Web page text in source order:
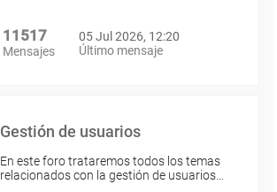
11517
Mensajes
05 Jul 2026, 12:20
Último mensaje
Gestión de usuarios
En este foro trataremos todos los temas
relacionados con la gestión de usuarios…